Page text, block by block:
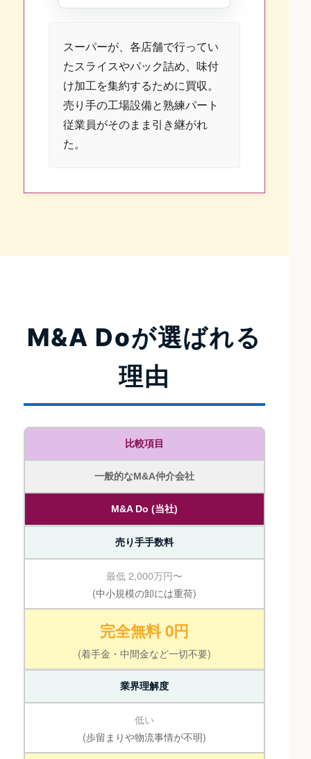
スーパーが、各店舗で行ってい
たスライスやパック詰め、味付
け加工を集約するために買収。
売り手の工場設備と熟練パート
従業員がそのまま引き継がれ
た。
M&A Doが選ばれる
理由
比較項目
一般的なM&A仲介会社
M&A Do (当社)
売り手手数料
最低 2,000万円〜
(中小規模の卸には重荷)
完全無料 0円
(着手金・中間金など一切不要)
業界理解度
低い
(歩留まりや物流事情が不明)